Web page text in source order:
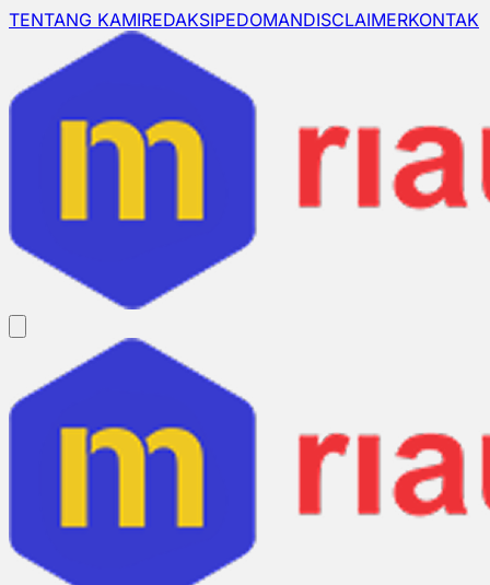
TENTANG KAMIREDAKSIPEDOMANDISCLAIMERKONTAK